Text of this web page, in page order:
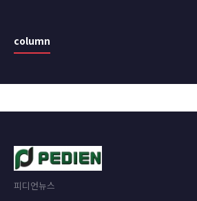
column
피디언뉴스